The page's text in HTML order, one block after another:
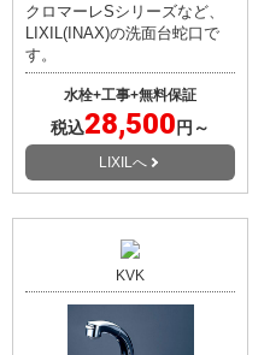
クロマーレSシリーズなど、
LIXIL(INAX)の洗面台蛇口で
す。
水栓+工事+無料保証
税込28,500円～
LIXILへ
KVK